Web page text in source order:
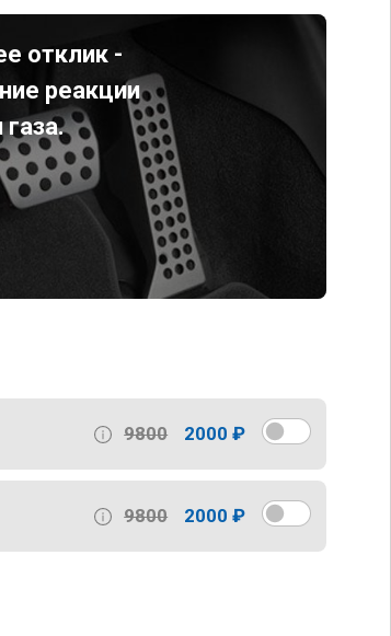
отклик -
реакции
9800 2000 ₽
9800 2000 ₽